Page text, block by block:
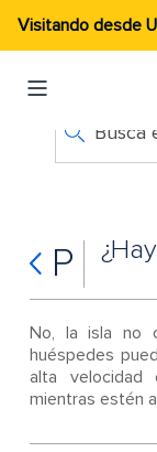
Visitando desde
P
No, la isla no
huéspedes
alta velocidad
mientras estén